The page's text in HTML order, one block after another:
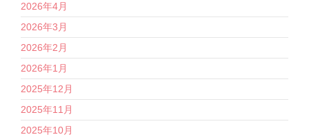
2026年4月
2026年3月
2026年2月
2026年1月
2025年12月
2025年11月
2025年10月